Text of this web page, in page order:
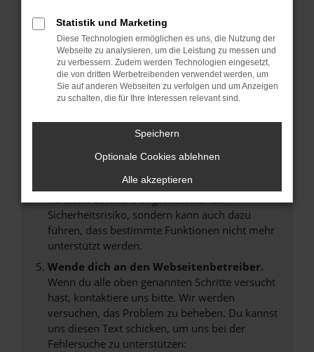
Manche Erweiterungen, wie Werbeblocker,
können das Laden bestimmter Seiten
verhindern. Funktioniert die Seite in einem
anderen Browser oder in einem privaten
Fenster?
Starte dein Gerät neu.
Probleme zu beheben.
Stelle sicher, dass dein Browser und dein
Veraltete Software birgt nicht nur ein
Sicherheitsrisiko, sondern kann auch dazu
führen, dass bestimmte Funktionen nicht mehr
unterstützt werden.
Wende dich an den Webseitenbetreiber.
Wenn du alle oben genannten Schritte versucht
hast, kontaktiere uns bitte. Wir werden
versuchen, das Problem zu beheben. Du kannst
uns diesen Text schicken, um uns bei der
Fehlersuche zu unterstützen:
Statistik und Marketing
Diese Technologien ermöglichen es uns, die Nutzung der
Webseite zu analysieren, um die Leistung zu messen und
zu verbessern. Zudem werden Technologien eingesetzt,
die von dritten Werbetreibenden verwendet werden, um
Sie auf anderen Webseiten zu verfolgen und um Anzeigen
zu schalten, die für Ihre Interessen relevant sind.
Speichern
Optionale Cookies ablehnen
Alle akzeptieren